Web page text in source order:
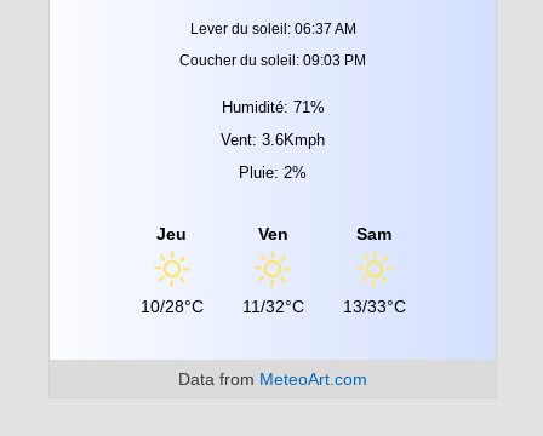
Lever du soleil: 06:37 AM
Coucher du soleil: 09:03 PM
Humidité: 71%
Vent: 3.6Kmph
Pluie: 2%
Jeu
10/28°C
Ven
11/32°C
Sam
13/33°C
Data from MeteoArt.com